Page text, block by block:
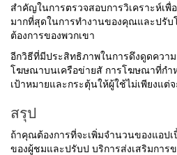
สำคัญในการตรวจสอบการวิเคราะห์เพื่
มากที่สุดในการทำงานของคุณและปรับ
ต้องการของพวกเขา
อีกวิธีที่มีประสิทธิภาพในการดึงดูดควา
โฆษณาบนเครือข่ายสั การโฆษณาที่กำ
เป้าหมายและกระตุ้นให้ผู้ใช้ไม่เพียงแต่
สรุป
ถ้าคุณต้องการที่จะเพิ่มจำนวนของแอป
ของผู้ชมและปรับป บริการส่งเสริมการ